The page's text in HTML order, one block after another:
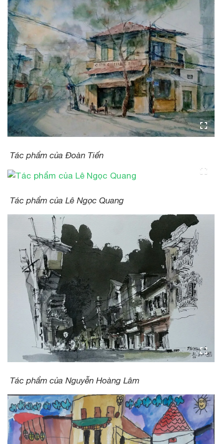
Tác phẩm của Đoàn Tiến
Tác phẩm của Lê Ngọc Quang
Tác phẩm của Nguyễn Hoàng Lâm